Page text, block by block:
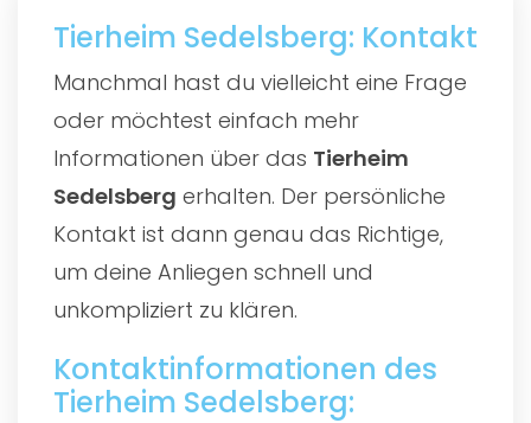
Tierheim Sedelsberg: Kontakt
Manchmal hast du vielleicht eine Frage
oder möchtest einfach mehr
Informationen über das Tierheim
Sedelsberg erhalten. Der persönliche
Kontakt ist dann genau das Richtige,
um deine Anliegen schnell und
unkompliziert zu klären.
Kontaktinformationen des
Tierheim Sedelsberg: